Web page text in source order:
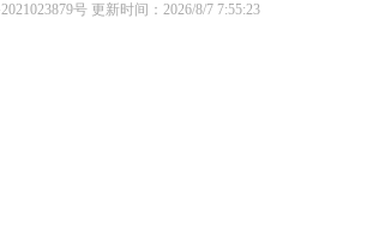
号更新时间：2026/8/7 7:55:23